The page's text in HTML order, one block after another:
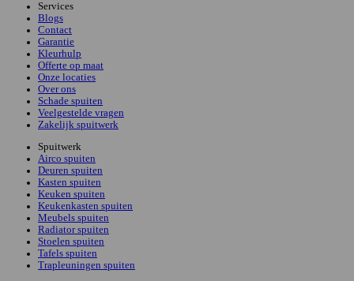
Services
Blogs
Contact
Garantie
Kleurhulp
Offerte op maat
Onze locaties
Over ons
Schade spuiten
Veelgestelde vragen
Zakelijk spuitwerk
Spuitwerk
Airco spuiten
Deuren spuiten
Kasten spuiten
Keuken spuiten
Keukenkasten spuiten
Meubels spuiten
Radiator spuiten
Stoelen spuiten
Tafels spuiten
Trapleuningen spuiten